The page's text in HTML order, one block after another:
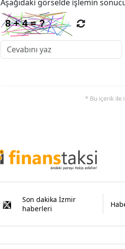
Aşağıdaki görselde işlemin
* Bu içerik ile
Son dakika İzmir
haberleri